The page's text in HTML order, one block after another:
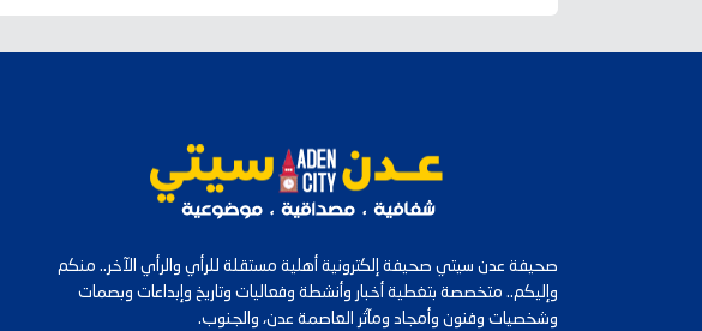
صحيفة عدن سيتي صحيفة إلكترونية أهلية مستقلة للرأي والرأي الآخر.. منكم
وإليكم.. متخصصة بتغطية أخبار وأنشطة وفعاليات وتاريخ وإبداعات وبصمات
وشخصيات وفنون وأمجاد ومآثر العاصمة عدن، والجنوب.